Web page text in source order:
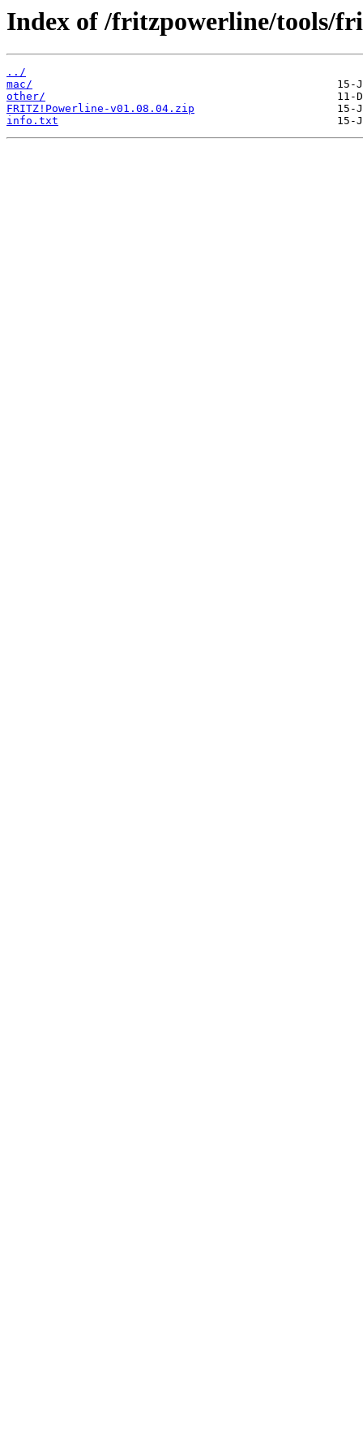
Index of /fritzpowerline/tools/
../
mac/
other/
FRITZ!Powerline-v01.08.04.zip
info.txt